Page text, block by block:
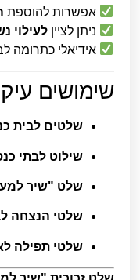
אפשרות להוספת
ניתן לציין לעילוי
אידיאלי כתרומה
שימושים
שלטים לבית
שילוט לבתי
שלט "שיר
שלטי הנצחה
שלטי תפילה